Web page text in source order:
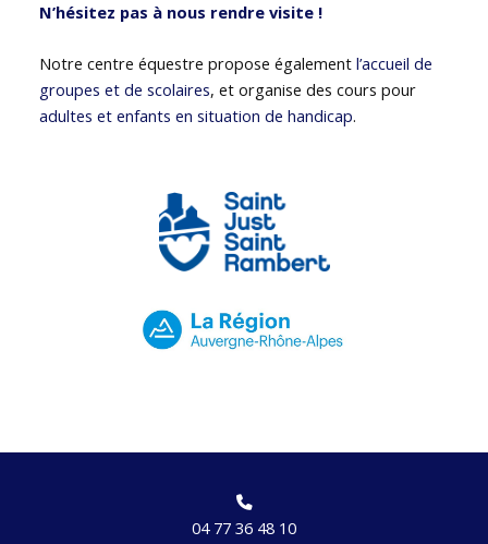
N’hésitez pas à nous rendre visite !
Notre centre équestre propose égalementl’accueil de
groupes et de scolaires, et organise des cours pour
adultes et enfants en situation de handicap.
04 77 36 48 10